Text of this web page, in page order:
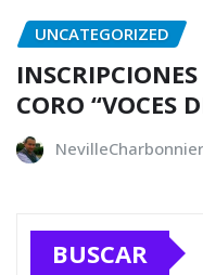
UNCATEGORIZED
CORO “VOCES
NevilleCharbonnier
BUSCAR